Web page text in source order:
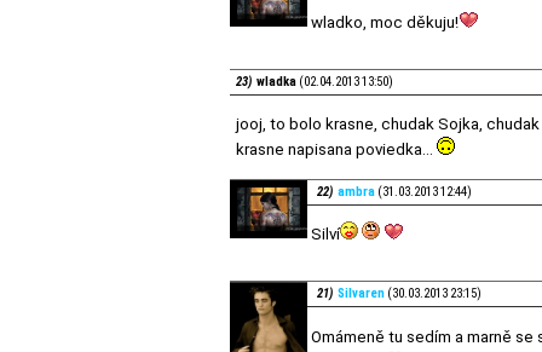
wladko, moc děkuju!
23) wladka (02.04.2013 13:50)
jooj, to bolo krasne, chudak Sojka,
krasne napisana poviedka...
22) ambra (31.03.2013 12:44)
Silví
21) Silvaren (30.03.2013 23:15)
Omámeně tu sedím a marně se